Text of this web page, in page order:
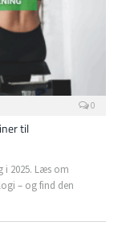
0
til
2025. Læs om
– og find den